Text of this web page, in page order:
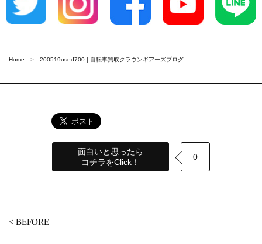
Home 200519used700 | 自転車買取クラウンギアーズブログ
面白いと思ったら
コチラをClick！
0
<BEFORE